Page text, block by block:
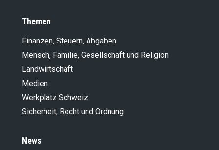
Themen
Finanzen, Steuern, Abgaben
Mensch, Familie, Gesellschaft und Religion
Landwirt­schaft
Medien
Werkplatz Schweiz
Sicherheit, Recht und Ordnung
News